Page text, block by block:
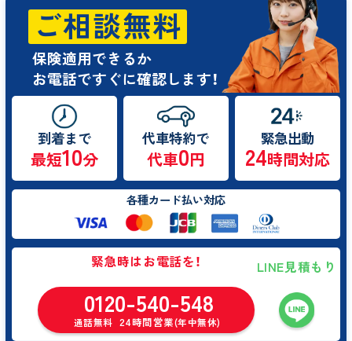
ご相談無料
保険適用できるか
お電話ですぐに確認します！
到着まで
最短10分
代車特約で
代車0円
緊急出動
24時間対応
各種カード払い対応
緊急時はお電話を！
0120-540-548
通話無料 24時間営業(年中無休)
LINE見積もり